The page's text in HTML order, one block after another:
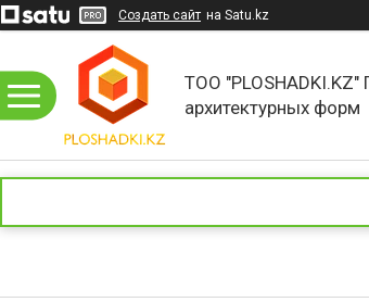
Создать сайт на Satu.kz
ТОО
архитектурных форм